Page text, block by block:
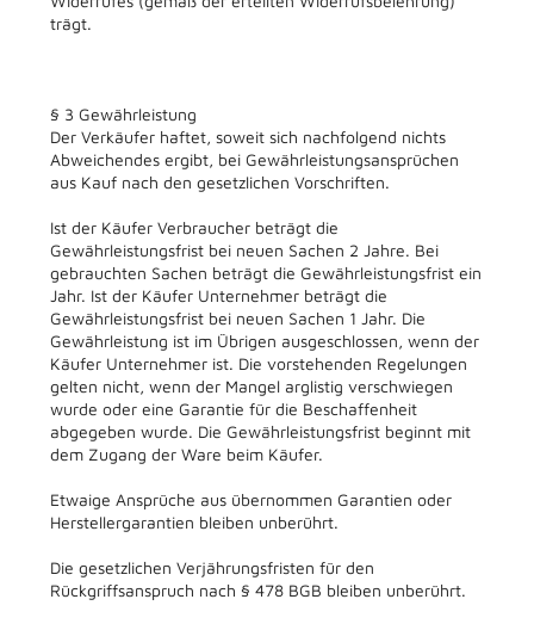
trägt.
§ 3 Gewährleistung
Der Verkäufer haftet, soweit sich nachfolgend nichts
Abweichendes ergibt, bei Gewährleistungsansprüchen
aus Kauf nach den gesetzlichen Vorschriften.
Ist der Käufer Verbraucher beträgt die
Gewährleistungsfrist bei neuen Sachen 2 Jahre. Bei
gebrauchten Sachen beträgt die Gewährleistungsfrist ein
Jahr. Ist der Käufer Unternehmer beträgt die
Gewährleistungsfrist bei neuen Sachen 1 Jahr. Die
Gewährleistung ist im Übrigen ausgeschlossen, wenn der
Käufer Unternehmer ist. Die vorstehenden Regelungen
gelten nicht, wenn der Mangel arglistig verschwiegen
wurde oder eine Garantie für die Beschaffenheit
abgegeben wurde. Die Gewährleistungsfrist beginnt mit
dem Zugang der Ware beim Käufer.
Etwaige Ansprüche aus übernommen Garantien oder
Herstellergarantien bleiben unberührt.
Die gesetzlichen Verjährungsfristen für den
Rückgriffsanspruch nach § 478 BGB bleiben unberührt.